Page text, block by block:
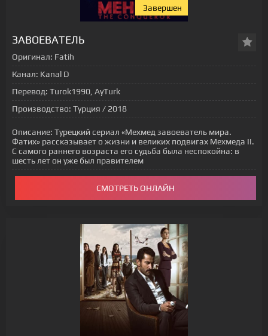
Завершен
ЗАВОЕВАТЕЛЬ
Оригинал: Fatih
Канал: Kanal D
Перевод: Turok1990, AyTurk
Производство: Турция / 2018
Описание: Турецкий сериал «Мехмед завоеватель мира.
Фатих» рассказывает о жизни и великих подвигах Мехмеда II.
С самого раннего возраста его судьба была неспокойна: в
шесть лет он уже был правителем
СМОТРЕТЬ ОНЛАЙН